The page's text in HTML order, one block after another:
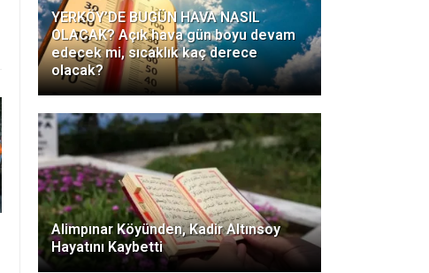
YERKÖY’DE BUGÜN HAVA NASIL
OLACAK? Açık hava gün boyu devam
edecek mi, sıcaklık kaç derece
olacak?
Alimpınar Köyünden, Kadir Altınsoy
Hayatını Kaybetti